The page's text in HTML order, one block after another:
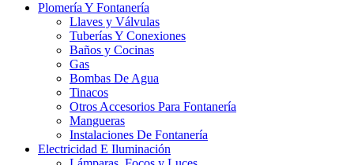
Plomería Y Fontanería
Llaves y Válvulas
Tuberías Y Conexiones
Baños y Cocinas
Gas
Bombas De Agua
Tinacos
Otros Accesorios Para Fontanería
Mangueras
Instalaciones De Fontanería
Electricidad E Iluminación